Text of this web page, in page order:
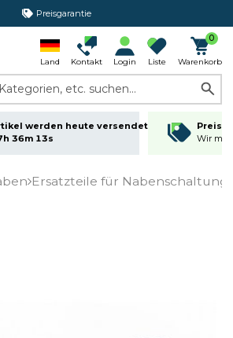
Preisgarantie
Land Kontakt Login Liste
0
Warenkorb
etc. suchen...
werden heute versendet
36m 12s
Wir
Ersatzteile für Nabenschaltung